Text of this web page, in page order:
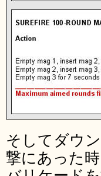
そしてダウ
撃にあった